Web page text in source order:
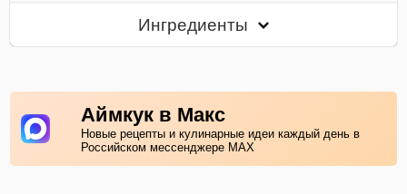
Ингредиенты
Аймкук в Макс
Новые рецепты и кулинарные идеи каждый день в
Российском мессенджере MAX